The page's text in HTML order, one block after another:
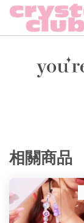
相關商品